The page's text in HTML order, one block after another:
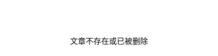
文章不存在或已被删除